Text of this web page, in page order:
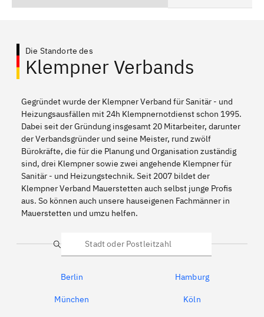
Die Standorte des
Klempner Verbands
Gegründet wurde der Klempner Verband für Sanitär - und
Heizungsausfällen mit 24h Klempnernotdienst schon 1995.
Dabei seit der Gründung insgesamt 20 Mitarbeiter, darunter
der Verbandsgründer und seine Meister, rund zwölf
Bürokräfte, die für die Planung und Organisation zuständig
sind, drei Klempner sowie zwei angehende Klempner für
Sanitär - und Heizungstechnik. Seit 2007 bildet der
Klempner Verband Mauerstetten auch selbst junge Profis
aus. So können auch unsere hauseigenen Fachmänner in
Mauerstetten und umzu helfen.
Suche
Berlin Hamburg
München Köln